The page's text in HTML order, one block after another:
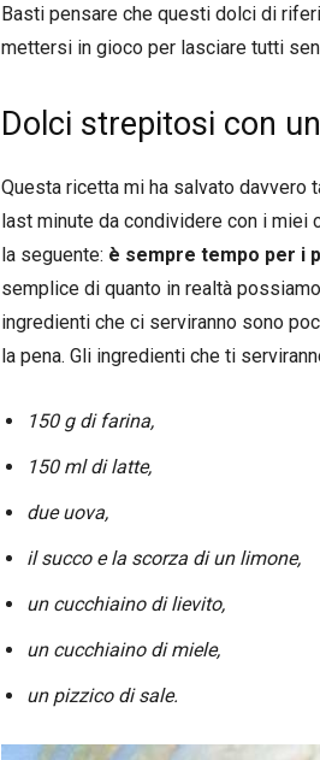
Basti pensare che questi dolci di
mettersi in gioco per lasciare tutti
Dolci strepitosi con
Questa ricetta mi ha salvato davvero
last minute da condividere con i miei
la seguente: è sempre tempo per i
semplice di quanto in realtà
ingredienti che ci serviranno sono
la pena. Gli ingredienti che ti
150 g di farina,
150 ml di latte,
due uova,
il succo e la scorza di un limone,
un cucchiaino di lievito,
un cucchiaino di miele,
un pizzico di sale.